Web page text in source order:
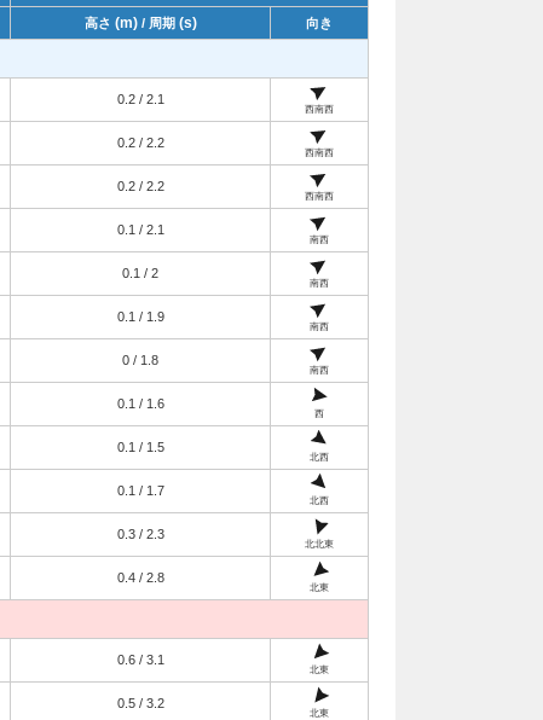
高さ (m)/ 周期 (s) 向き
0.2 / 2.1
西南西
0.2 / 2.2
西南西
0.2 / 2.2
西南西
0.1 / 2.1
南西
0.1 / 2
南西
0.1 / 1.9
南西
0 / 1.8
南西
0.1 / 1.6
西
0.1 / 1.5
北西
0.1 / 1.7
北西
0.3 / 2.3
北北東
0.4 / 2.8
北東
0.6 / 3.1
北東
0.5 / 3.2
北東